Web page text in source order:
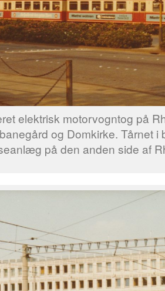
elektrisk motorvogntog på
og Domkirke. Tårnet i
på den anden side af